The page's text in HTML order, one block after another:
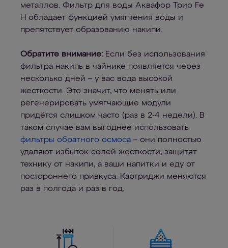
металлов. Фильтр для воды Аквафор Трио Fe
Н обладает функцией умягчения воды и
препятствует образованию накипи.
Обратите внимание: Если без использования
фильтра накипь в чайнике появляется через
несколько дней – у вас вода высокой
жесткости. Это значит, что менять или
регенерировать умягчающие модули
придётся слишком часто (раз в 2-4 недели). В
таком случае вам выгоднее использовать
фильтры обратного осмоса – они полностью
удаляют избыток солей жесткости, защитят
технику от накипи, а ваши напитки и еду от
постороннего привкуса. Картриджи меняются
раз в полгода и раз в год.